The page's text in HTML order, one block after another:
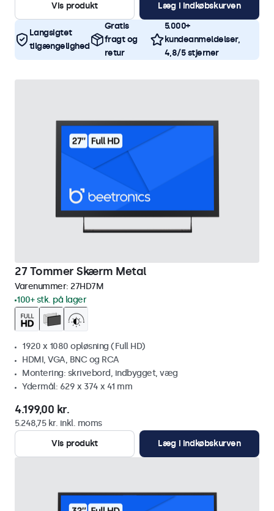
Vis produkt
Læg i indkøbskurven
Langsigtet
tilgængelighed
Gratis
fragt og
retur
5.000+
kundeanmeldelser,
4,8/5 stjerner
27 Tommer Skærm Metal
Varenummer: 27HD7M
100+ stk. på lager
1920 x 1080 opløsning (Full HD)
HDMI, VGA, BNC og RCA
Montering: skrivebord, indbygget, væg
Ydermål: 629 x 374 x 41 mm
4.199,00 kr.
5.248,75 kr. inkl. moms
Vis produkt
Læg i indkøbskurven